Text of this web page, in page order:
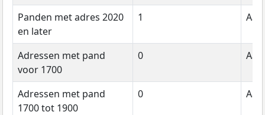
Panden met adres 2020
en later
1
Adressen met pand
voor 1700
0
Adressen met pand
1700 tot 1900
0